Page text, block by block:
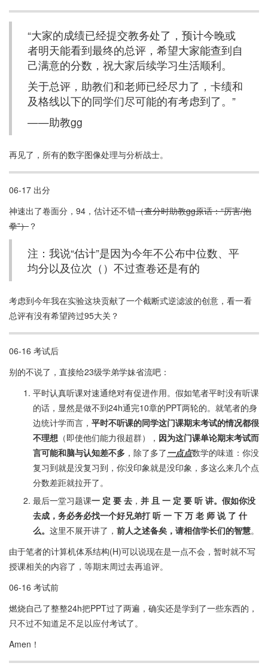
“大家的成绩已经提交教务处了，预计今晚或
者明天能看到最终的总评，希望大家能查到自
己满意的分数，祝大家后续学习生活顺利。
关于总评，助教们和老师已经尽力了，卡绩和
及格线以下的同学们尽可能的有考虑到了。”
——助教gg
再见了，所有的数字图像处理与分析战士。
06-17 出分
神速出了卷面分，94，估计还不错（查分时助教gg原话：“厉害/抱
拳”） ？
注：我说“估计”是因为今年不公布中位数、平
均分以及位次（）不过查卷还是有的
考虑到今年我在实验这块贡献了一个截断式逆滤波的创意，看一看
总评有没有希望跨过95大关？
06-16 考试后
别的不说了，直接给23级学弟学妹省流吧：
平时认真听课对速通绝对有促进作用。假如笔者平时没有听课
的话，显然是做不到24h通完10章的PPT两轮的。就笔者的身
边统计学而言， 平时不听课的同学这门课期末考试的情况都很
不理想 （即使他们能力很超群）， 因为这门课单论期末考试而
言可能和脑与认知差不多 ，除了多了 一点点数学的味道：你没
复习到就是没复习到，你没印象就是没印象，多这么来几个点
分数差距就拉开了。
最后一堂习题课一 定 要 去 ， 并 且 一 定 要 听 讲。假如你没
去成，务必务必找一个好兄弟打 听 一 下 万 老 师 说 了 什
么。 这里不展开讲了， 前人之述备矣，请相信学长们的智慧。
由于笔者的计算机体系结构(H)可以说现在是一点不会，暂时就不写
授课相关的内容了，等期末周过去再追评。
06-16 考试前
燃烧自己了整整24h把PPT过了两遍，确实还是学到了一些东西的，
只不过不知道足不足以应付考试了。
Amen！